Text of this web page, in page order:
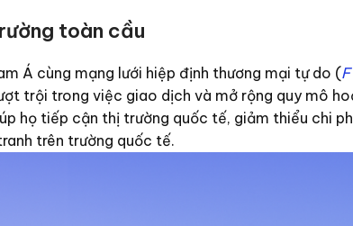
toàn cầu
Á cùng mạng lưới hiệp định thương mại tự do (
trội trong việc giao dịch và mở rộng quy mô
họ tiếp cận thị trường quốc tế, giảm thiểu chi
trên trường quốc tế.